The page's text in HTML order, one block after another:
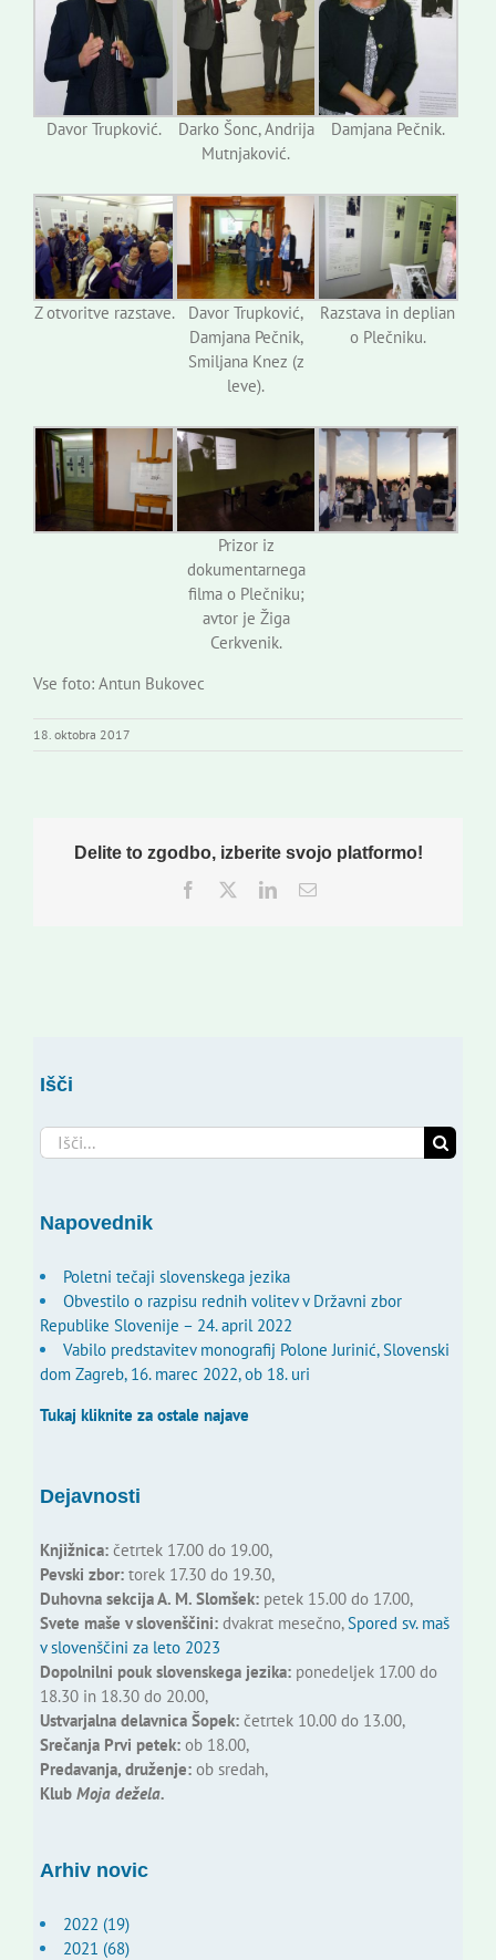
Davor Trupković.
Darko Šonc, Andrija
Mutnjaković.
Damjana Pečnik.
Z otvoritve razstave.
Davor Trupković,
Damjana Pečnik,
Smiljana Knez (z
leve).
Razstava in deplian
o Plečniku.
Prizor iz
dokumentarnega
filma o Plečniku;
avtor je Žiga
Cerkvenik.
Vse foto: Antun Bukovec
18. oktobra 2017
Delite to zgodbo, izberite svojo platformo!
Facebook
TwitterLinkedInEmail
Išči
Search
for:
Napovednik
Poletni tečaji slovenskega jezika
Obvestilo o razpisu rednih volitev v Državni zbor
Republike Slovenije – 24. april 2022
Vabilo predstavitev monografij Polone Jurinić, Slovenski
dom Zagreb, 16. marec 2022, ob 18. uri
Tukaj kliknite za ostale najave
Dejavnosti
Knjižnica:četrtek 17.00 do 19.00,
Pevski zbor:torek 17.30 do 19.30,
Duhovna sekcija A. M. Slomšek:petek 15.00 do 17.00,
Svete maše v slovenščini:dvakrat mesečno,Spored sv. maš
v slovenščini za leto 2023
Dopolnilni pouk slovenskega jezika:ponedeljek 17.00 do
18.30 in 18.30 do 20.00,
Ustvarjalna delavnica Šopek:četrtek 10.00 do 13.00,
Srečanja Prvi petek:ob 18.00,
Predavanja, druženje:ob sredah,
Klub Moja dežela.
Arhiv novic
2022 (19)
2021 (68)